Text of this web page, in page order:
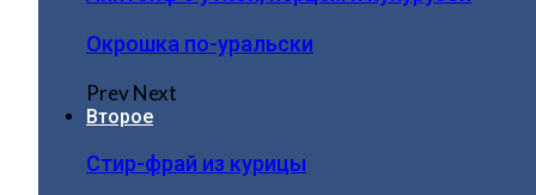
Окрошка по-уральски
PrevNext
Второе
Стир-фрай из курицы